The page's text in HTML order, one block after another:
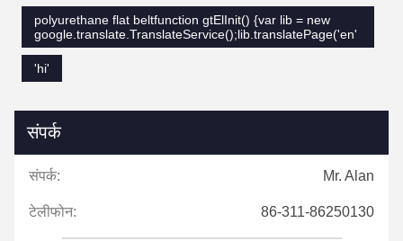
polyurethane flat beltfunction gtElInit() {var lib = new
google.translate.TranslateService();lib.translatePage('en'
'hi'
संपर्क
संपर्क: Mr. Alan
टेलीफोन: 86-311-86250130